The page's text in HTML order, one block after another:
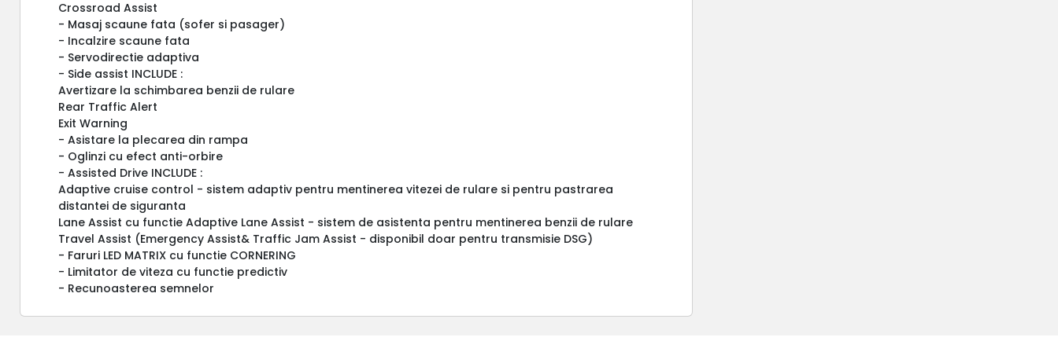
Crossroad Assist
- Masaj scaune fata (sofer si pasager)
- Incalzire scaune fata
- Servodirectie adaptiva
- Side assist INCLUDE :
Avertizare la schimbarea benzii de rulare
Rear Traffic Alert
Exit Warning
- Asistare la plecarea din rampa
- Oglinzi cu efect anti-orbire
- Assisted Drive INCLUDE :
Adaptive cruise control - sistem adaptiv pentru mentinerea vitezei de rulare si pentru pastrarea
distantei de siguranta
Lane Assist cu functie Adaptive Lane Assist - sistem de asistenta pentru mentinerea benzii de rulare
Travel Assist (Emergency Assist& Traffic Jam Assist - disponibil doar pentru transmisie DSG)
- Faruri LED MATRIX cu functie CORNERING
- Limitator de viteza cu functie predictiv
- Recunoasterea semnelor